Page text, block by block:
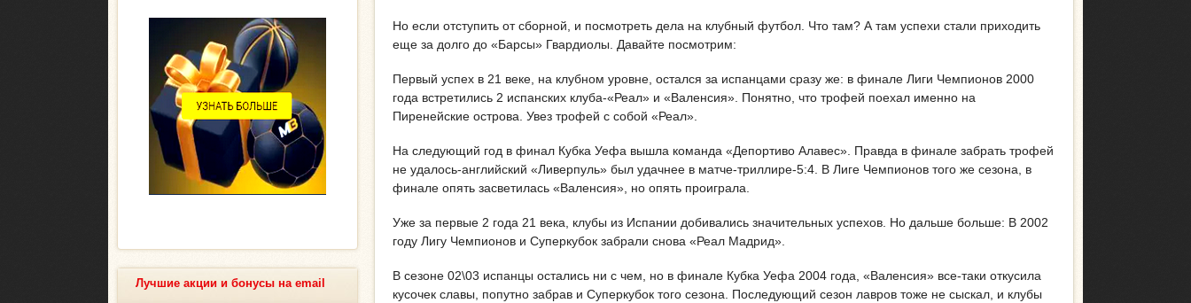
Но если отступить от сборной, и посмотреть дела на клубный футбол. Что там? А там успехи стали приходить
еще за долго до «Барсы» Гвардиолы. Давайте посмотрим:
Первый успех в 21 веке, на клубном уровне, остался за испанцами сразу же: в финале Лиги Чемпионов 2000
года встретились 2 испанских клуба-«Реал» и «Валенсия». Понятно, что трофей поехал именно на
Пиренейские острова. Увез трофей с собой «Реал».
На следующий год в финал Кубка Уефа вышла команда «Депортиво Алавес». Правда в финале забрать трофей
не удалось-английский «Ливерпуль» был удачнее в матче-триллире-5:4. В Лиге Чемпионов того же сезона, в
финале опять засветилась «Валенсия», но опять проиграла.
Уже за первые 2 года 21 века, клубы из Испании добивались значительных успехов. Но дальше больше: В 2002
году Лигу Чемпионов и Суперкубок забрали снова «Реал Мадрид».
В сезоне 02\03 испанцы остались ни с чем, но в финале Кубка Уефа 2004 года, «Валенсия» все-таки откусила
кусочек славы, попутно забрав и Суперкубок того сезона. Последующий сезон лавров тоже не сыскал, и клубы
Лучшие акции и бонусы на email